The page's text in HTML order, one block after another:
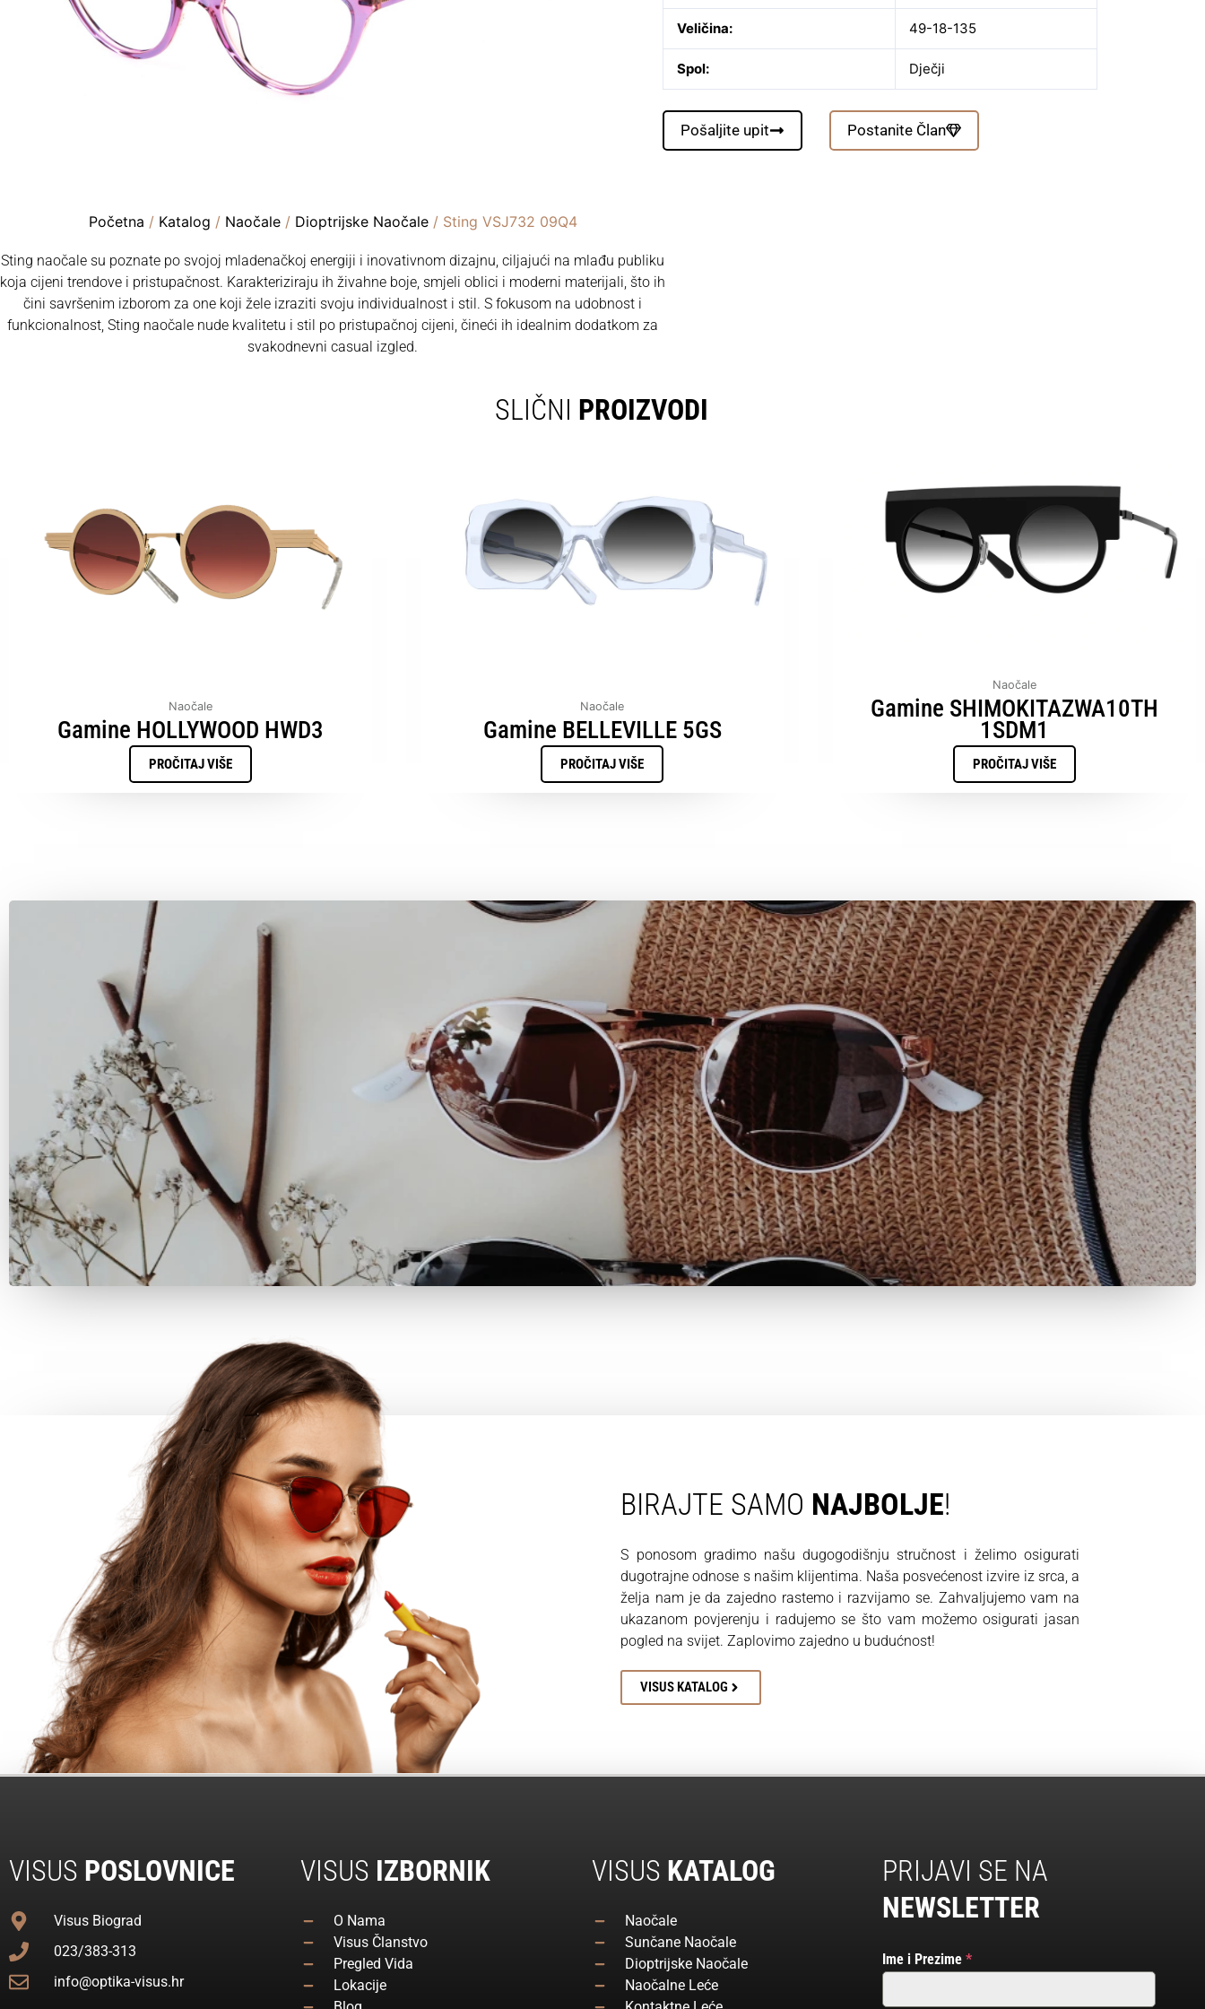
Veličina: 49-18-135
Spol: Dječji
Pošaljite upit Postanite Član
Početna / Katalog / Naočale/ Dioptrijske Naočale/ Sting VSJ732 09Q4
Sting naočale su poznate po svojoj mladenačkoj energiji i inovativnom dizajnu, ciljajući na mlađu publiku
koja cijeni trendove i pristupačnost. Karakteriziraju ih živahne boje, smjeli oblici i moderni materijali, što ih
čini savršenim izborom za one koji žele izraziti svoju individualnost i stil. S fokusom na udobnost i
funkcionalnost, Sting naočale nude kvalitetu i stil po pristupačnoj cijeni, čineći ih idealnim dodatkom za
svakodnevni casual izgled.
SLIČNI PROIZVODI
Naočale
Gamine HOLLYWOOD HWD3
PROČITAJ VIŠE
Naočale
Gamine BELLEVILLE 5GS
PROČITAJ VIŠE
Naočale
Gamine SHIMOKITAZWA10TH
1SDM1
PROČITAJ VIŠE
BIRAJTE SAMO NAJBOLJE!
S ponosom gradimo našu dugogodišnju stručnost i želimo osigurati
dugotrajne odnose s našim klijentima. Naša posvećenost izvire iz srca, a
želja nam je da zajedno rastemo i razvijamo se. Zahvaljujemo vam na
ukazanom povjerenju i radujemo se što vam možemo osigurati jasan
pogled na svijet. Zaplovimo zajedno u budućnost!
VISUS KATALOG
VISUS POSLOVNICE
Visus Biograd
023/383-313
info@optika-visus.hr
VISUS IZBORNIK
O Nama
Visus Članstvo
Pregled Vida
Lokacije
VISUS KATALOG
Naočale
Sunčane Naočale
Dioptrijske Naočale
Naočalne Leće
PRIJAVI SE NA
NEWSLETTER
Ime i Prezime*